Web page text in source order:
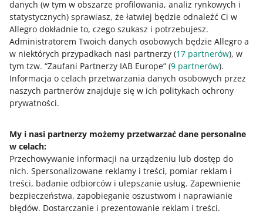
danych (w tym w obszarze profilowania, analiz rynkowych i
statystycznych) sprawiasz, że łatwiej będzie odnaleźć Ci w
Allegro dokładnie to, czego szukasz i potrzebujesz.
Administratorem Twoich danych osobowych będzie Allegro a
w niektórych przypadkach nasi partnerzy (17 partnerów), w
tym tzw. “Zaufani Partnerzy IAB Europe” (9 partnerów).
Informacja o celach przetwarzania danych osobowych przez
naszych partnerów znajduje się w ich politykach ochrony
prywatności.
My i nasi partnerzy możemy przetwarzać dane personalne
w celach:
Przechowywanie informacji na urządzeniu lub dostęp do
nich. Spersonalizowane reklamy i treści, pomiar reklam i
treści, badanie odbiorców i ulepszanie usług. Zapewnienie
bezpieczeństwa, zapobieganie oszustwom i naprawianie
błędów. Dostarczanie i prezentowanie reklam i treści.
WEBINAR 24/7
75 znaków, dla których tytuł oferty na
Allegro jest ważny
PODCAST
popełnianych błędów? - Sebastian
Kovacs
PODCAST
045: Czy dezinformacja wpływa na
Twój biznes? - Katarzyna Bąkowicz
Potrzebujesz pomocy?
Skontaktuj się z nami